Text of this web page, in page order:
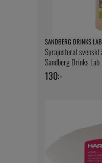
SANDBERG DRINKS LAB
Syrajusterat svenskt
Sandberg Drinks Lab
130:-